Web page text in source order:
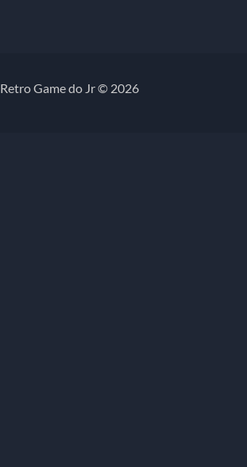
Retro Game do Jr © 2026